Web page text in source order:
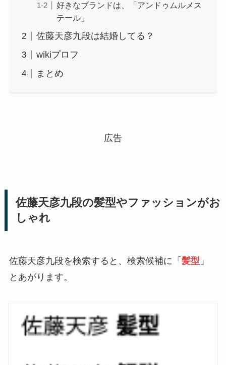
好きなブランドは、「アンドゥムルメス
テール」
佐藤天彦九段は結婚してる？
wikiプロフ
まとめ
広告
佐藤天彦九段の髪型やファッションがお
しゃれ
佐藤天彦九段を検索すると、検索候補に「 髪型 」
とあがります。